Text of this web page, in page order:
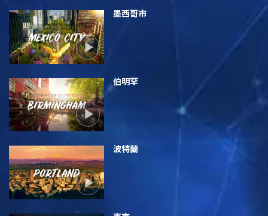
墨西哥市
伯明罕
波特蘭